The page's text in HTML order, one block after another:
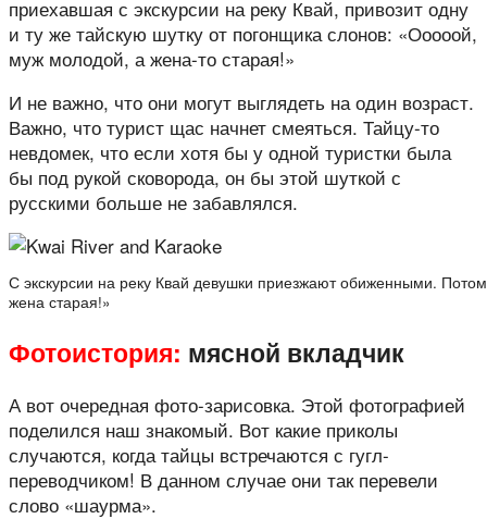
приехавшая с экскурсии на реку Квай, привозит одну
и ту же тайскую шутку от погонщика слонов: «Ооооой,
муж молодой, а жена-то старая!»
И не важно, что они могут выглядеть на один возраст.
Важно, что турист щас начнет смеяться. Тайцу-то
невдомек, что если хотя бы у одной туристки была
бы под рукой сковорода, он бы этой шуткой с
русскими больше не забавлялся.
С экскурсии на реку Квай девушки приезжают обиженными.
жена старая!»
Фотоистория: мясной вкладчик
А вот очередная фото-зарисовка. Этой фотографией
поделился наш знакомый. Вот какие приколы
случаются, когда тайцы встречаются с гугл-
переводчиком! В данном случае они так перевели
слово «шаурма».